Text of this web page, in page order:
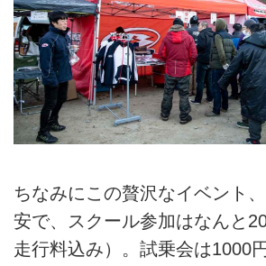
ちなみにこの贅沢なイベント
安で、スクール参加はなんと
走行料込み）。試乗会は1000